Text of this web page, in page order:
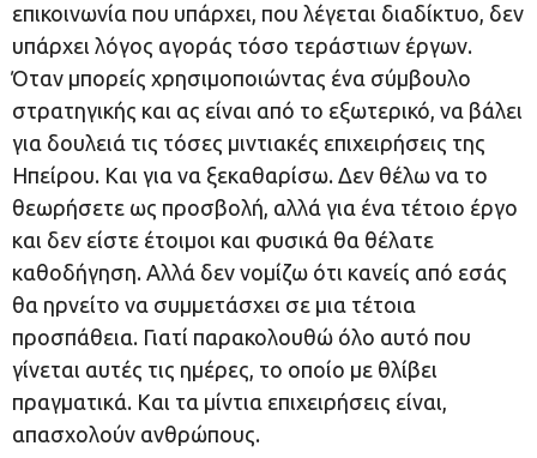
επικοινωνία που υπάρχει, που λέγεται διαδίκτυο, δεν
υπάρχει λόγος αγοράς τόσο τεράστιων έργων.
Όταν μπορείς χρησιμοποιώντας ένα σύμβουλο
στρατηγικής και ας είναι από το εξωτερικό, να βάλει
για δουλειά τις τόσες μιντιακές επιχειρήσεις της
Ηπείρου. Και για να ξεκαθαρίσω. Δεν θέλω να το
θεωρήσετε ως προσβολή, αλλά για ένα τέτοιο έργο
και δεν είστε έτοιμοι και φυσικά θα θέλατε
καθοδήγηση. Αλλά δεν νομίζω ότι κανείς από εσάς
θα ηρνείτο να συμμετάσχει σε μια τέτοια
προσπάθεια. Γιατί παρακολουθώ όλο αυτό που
γίνεται αυτές τις ημέρες, το οποίο με θλίβει
πραγματικά. Και τα μίντια επιχειρήσεις είναι,
απασχολούν ανθρώπους.